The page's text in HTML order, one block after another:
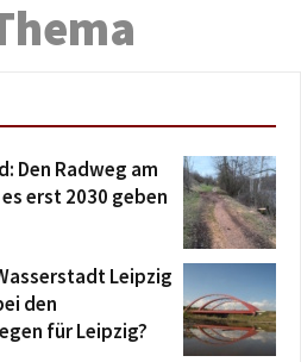
Den Radweg am
erst 2030 geben
Leipzig
den
für Leipzig?